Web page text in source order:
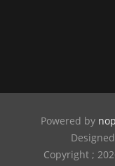
Powered by
Copyright ;